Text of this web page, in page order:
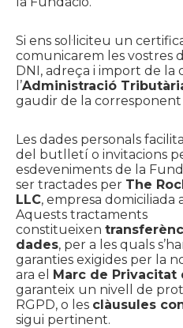
Si ens sol·liciteu un
comunicarem les vostres
DNI, adreça i import de la
l’Administració
gaudir de la corresponent
Les dades personals
del butlletí o invitacions
esdeveniments de la
ser tractades per The
LLC, empresa domiciliada
Aquests tractaments
constitueixen
dades, per a les quals
garanties exigides per la
ara el Marc de Privacitat
garanteix un nivell de
RGPD, o les clàusules
sigui pertinent.